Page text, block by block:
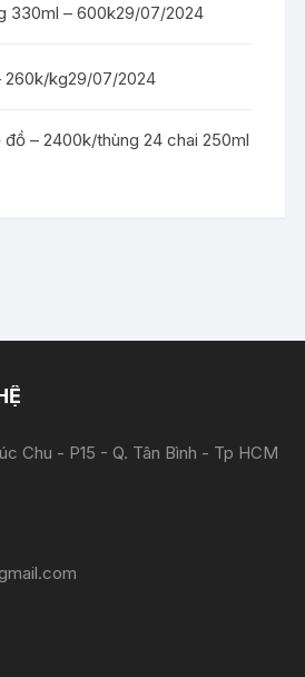
330ml – 600k29/07/2024
260k/kg29/07/2024
đồ – 2400k/thùng 24 chai 250ml
Chu - P15 - Q. Tân Bình - Tp HCM